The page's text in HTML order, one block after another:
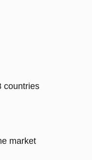
countries
market